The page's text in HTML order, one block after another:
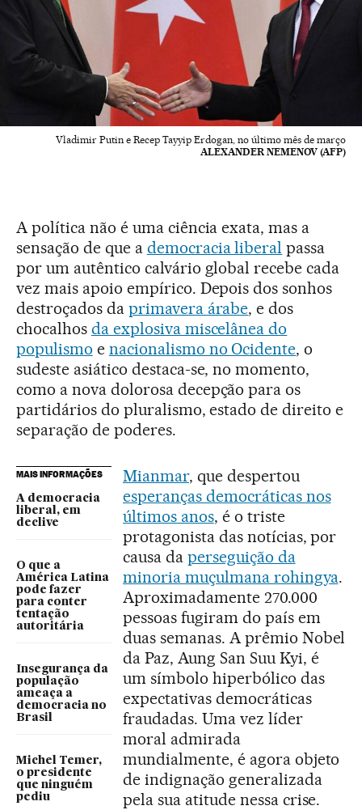
Vladimir Putin e Recep Tayyip Erdogan, no último mês de março
ALEXANDER NEMENOV (AFP)
A política não é uma ciência exata, mas a
sensação de que a democracia liberal passa
por um autêntico calvário global recebe cada
vez mais apoio empírico. Depois dos sonhos
destroçados da primavera árabe, e dos
chocalhos da explosiva miscelânea do
populismo e nacionalismo no Ocidente, o
sudeste asiático destaca-se, no momento,
como a nova dolorosa decepção para os
partidários do pluralismo, estado de direito e
separação de poderes.
MAIS INFORMAÇÕES
A democracia
liberal, em
declive
O que a
América Latina
pode fazer
para conter
tentação
autoritária
Insegurança da
população
ameaça a
democracia no
Brasil
Michel Temer,
o presidente
que ninguém
pediu
Mianmar, que despertou
esperanças democráticas nos
últimos anos, é o triste
protagonista das notícias, por
causa da perseguição da
minoria muçulmana rohingya.
Aproximadamente 270.000
pessoas fugiram do país em
duas semanas. A prêmio Nobel
da Paz, Aung San Suu Kyi, é
um símbolo hiperbólico das
expectativas democráticas
fraudadas. Uma vez líder
moral admirada
mundialmente, é agora objeto
de indignação generalizada
pela sua atitude nessa crise.